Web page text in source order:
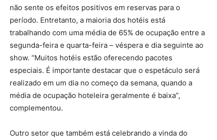
não sente os efeitos positivos em reservas para o
período. Entretanto, a maioria dos hotéis está
trabalhando com uma média de 65% de ocupação entre a
segunda-feira e quarta-feira – véspera e dia seguinte ao
show. “Muitos hotéis estão oferecendo pacotes
especiais. É importante destacar que o espetáculo será
realizado em um dia no começo da semana, quando a
média de ocupação hoteleira geralmente é baixa”,
complementou.
Outro setor que também está celebrando a vinda do